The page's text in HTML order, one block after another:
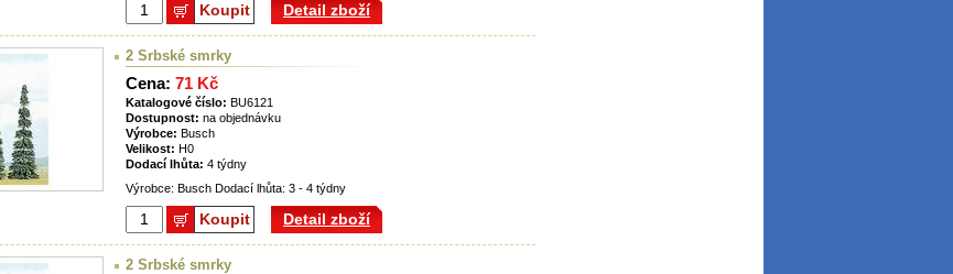
Koupit Detail zboží
2 Srbské smrky
Cena: 71 Kč
Katalogové číslo: BU6121
Dostupnost: na objednávku
Výrobce: Busch
Velikost: H0
Dodací lhůta: 4 týdny
Výrobce: Busch Dodací lhůta: 3 - 4 týdny
Koupit Detail zboží
2 Srbské smrky